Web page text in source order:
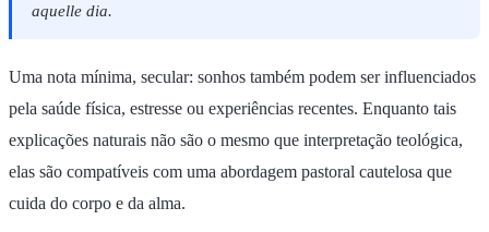
aquelle dia.
Uma nota mínima, secular: sonhos também podem ser influenciados
pela saúde física, estresse ou experiências recentes. Enquanto tais
explicações naturais não são o mesmo que interpretação teológica,
elas são compatíveis com uma abordagem pastoral cautelosa que
cuida do corpo e da alma.